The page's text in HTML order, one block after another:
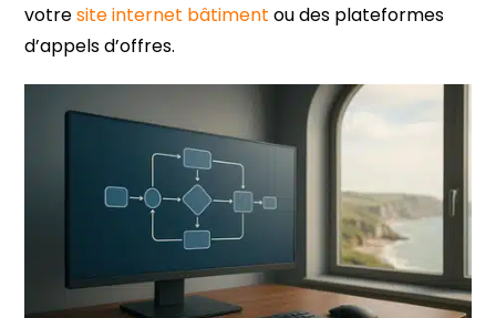
votresite internet bâtiment ou des plateformes
d’appels d’offres.